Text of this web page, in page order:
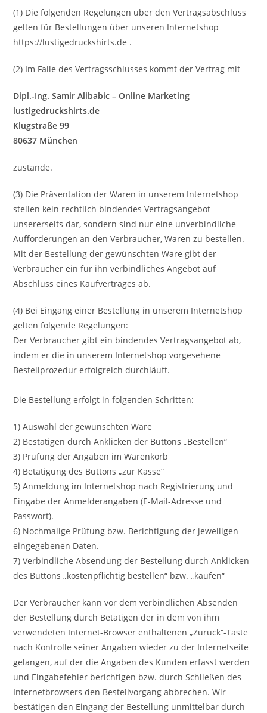
(1) Die folgenden Regelungen über den Vertragsabschluss
gelten für Bestellungen über unseren Internetshop
https://lustigedruckshirts.de .
(2) Im Falle des Vertragsschlusses kommt der Vertrag mit
Dipl.-Ing. Samir Alibabic – Online Marketing
lustigedruckshirts.de
Klugstraße 99
80637 München
zustande.
(3) Die Präsentation der Waren in unserem Internetshop
stellen kein rechtlich bindendes Vertragsangebot
unsererseits dar, sondern sind nur eine unverbindliche
Aufforderungen an den Verbraucher, Waren zu bestellen.
Mit der Bestellung der gewünschten Ware gibt der
Verbraucher ein für ihn verbindliches Angebot auf
Abschluss eines Kaufvertrages ab.
(4) Bei Eingang einer Bestellung in unserem Internetshop
gelten folgende Regelungen:
Der Verbraucher gibt ein bindendes Vertragsangebot ab,
indem er die in unserem Internetshop vorgesehene
Bestellprozedur erfolgreich durchläuft.
Die Bestellung erfolgt in folgenden Schritten:
1) Auswahl der gewünschten Ware
2) Bestätigen durch Anklicken der Buttons „Bestellen“
3) Prüfung der Angaben im Warenkorb
4) Betätigung des Buttons „zur Kasse“
5) Anmeldung im Internetshop nach Registrierung und
Eingabe der Anmelderangaben (E-Mail-Adresse und
Passwort).
6) Nochmalige Prüfung bzw. Berichtigung der jeweiligen
eingegebenen Daten.
7) Verbindliche Absendung der Bestellung durch Anklicken
des Buttons „kostenpflichtig bestellen“ bzw. „kaufen“
Der Verbraucher kann vor dem verbindlichen Absenden
der Bestellung durch Betätigen der in dem von ihm
verwendeten Internet-Browser enthaltenen „Zurück“-Taste
nach Kontrolle seiner Angaben wieder zu der Internetseite
gelangen, auf der die Angaben des Kunden erfasst werden
und Eingabefehler berichtigen bzw. durch Schließen des
Internetbrowsers den Bestellvorgang abbrechen. Wir
bestätigen den Eingang der Bestellung unmittelbar durch